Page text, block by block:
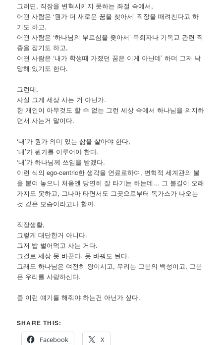
그러면, 직장을 변혁시키지 못하는 좌절 속에서,
어떤 사람은 ‘뭔가 더 새로운 꿈을 찾아서’ 직장을 때려친다고 하
기도 하고,
어떤 사람은 ‘하나님의 부르심을 좆아서’ 목회자나 기독교 관련 직
종을 잡기도 하고,
어떤 사람은 ‘내가 학생때 가졌던 꿈은 이게 아닌데’ 하며 그저 낙
망해 있기도 한다.
그런데,
사실 그게 세상 사는 거 아닌가.
한 개인이 아무것도 할 수 없는 그런 세상 속에서 하나님을 의지하
면서 사는거 말이다.
‘내’가 뭔가 의미 있는 삶을 살아야 한다,
‘내’가 뭔가를 이루어야 한다.
‘내’가 하나님께 쓰임을 받겠다.
이런 식의 ego-centric한 생각을 연료로하여, 변혁적 세계관의 불
을 붙여 놓으니 처음엔 당연히 잘 타기는 하는데… 그 불길이 오래
가지도 못하고, 그나마 타면서도 그곳으로부터 독가스가 나오는
것 같은 모습이라고나 할까.
직장생활,
그렇게 대단한거 아니다.
그저 밥 벌어먹고 사는 거다.
그걸로 세상 못 바꾼다. 못 바꿔도 된다.
그래도 하나님은 여전히 왕이시고, 우리는 그분의 백성이고, 그분
은 우리를 사랑하신다.
좀 이런 얘기를 해줘야 하는건 아닌가 싶다.
SHARE THIS:
Facebook
X